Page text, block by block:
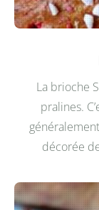
La brioche
pralines.
décorée